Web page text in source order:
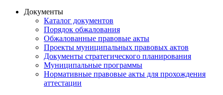
Документы
Каталог документов
Порядок обжалования
Обжалованные правовые акты
Проекты муниципальных правовых актов
Документы стратегического планирования
Муниципальные программы
Нормативные правовые акты для прохождения
аттестации